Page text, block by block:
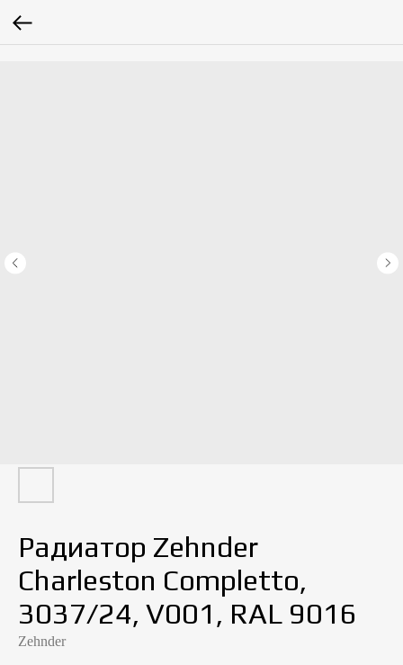
Радиатор Zehnder
Charleston Completto,
3037/24, V001, RAL 9016
Zehnder